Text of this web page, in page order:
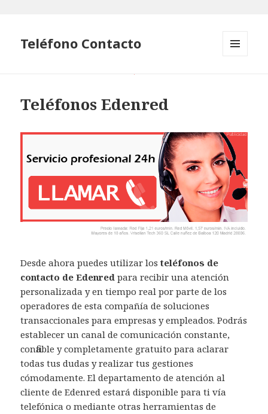
Teléfono Contacto
Teléfonos Edenred
Desde ahora puedes utilizar los teléfonos de
contacto de Edenred para recibir una atención
personalizada y en tiempo real por parte de los
operadores de esta compañía de soluciones
transaccionales para empresas y empleados. Podrás
establecer un canal de comunicación constante,
confiable y completamente gratuito para aclarar
todas tus dudas y realizar tus gestiones
cómodamente. El departamento de atención al
cliente de Edenred estará disponible para ti vía
telefónica o mediante otras herramientas de